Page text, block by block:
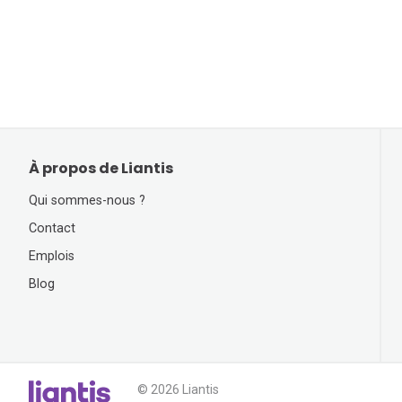
À propos de Liantis
Qui sommes-nous ?
Contact
Emplois
Blog
© 2026 Liantis